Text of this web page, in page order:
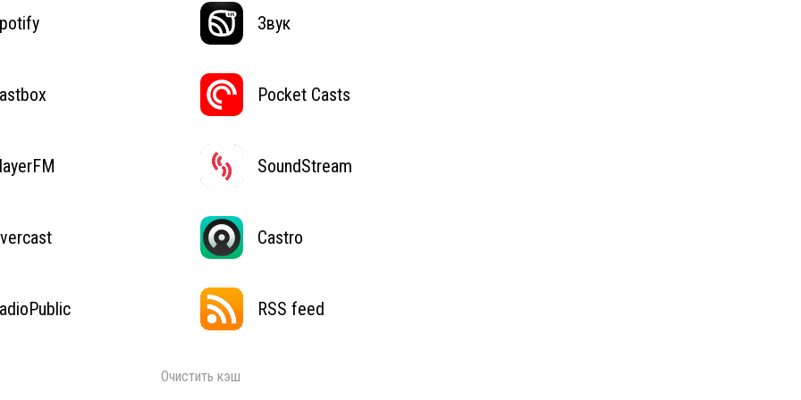
Звук
Pocket Casts
SoundStream
Castro
RSS feed
Очистить кэш